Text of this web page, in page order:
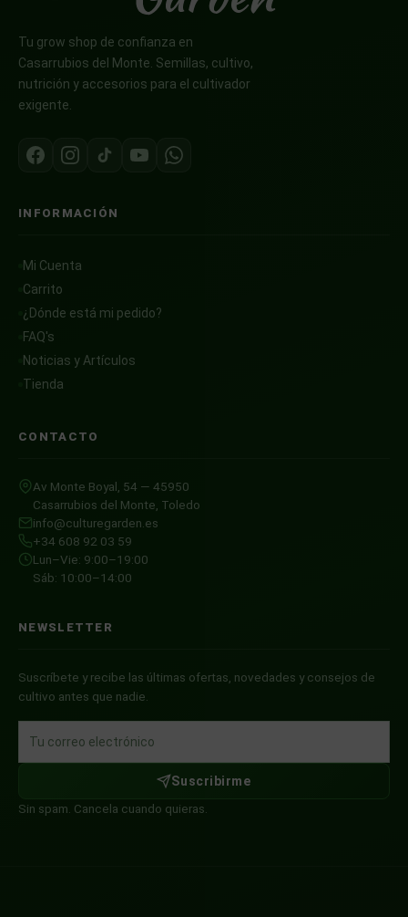
Tu grow shop de confianza en
Casarrubios del Monte. Semillas, cultivo,
nutrición y accesorios para el cultivador
exigente.
INFORMACIÓN
Mi Cuenta
Carrito
¿Dónde está mi pedido?
FAQ's
Noticias y Artículos
Tienda
CONTACTO
Av Monte Boyal, 54 — 45950
Casarrubios del Monte, Toledo
info@culturegarden.es
+34 608 92 03 59
Lun–Vie: 9:00–19:00
Sáb: 10:00–14:00
NEWSLETTER
Suscríbete y recibe las últimas ofertas, novedades y consejos de
cultivo antes que nadie.
Suscribirme
Sin spam. Cancela cuando quieras.